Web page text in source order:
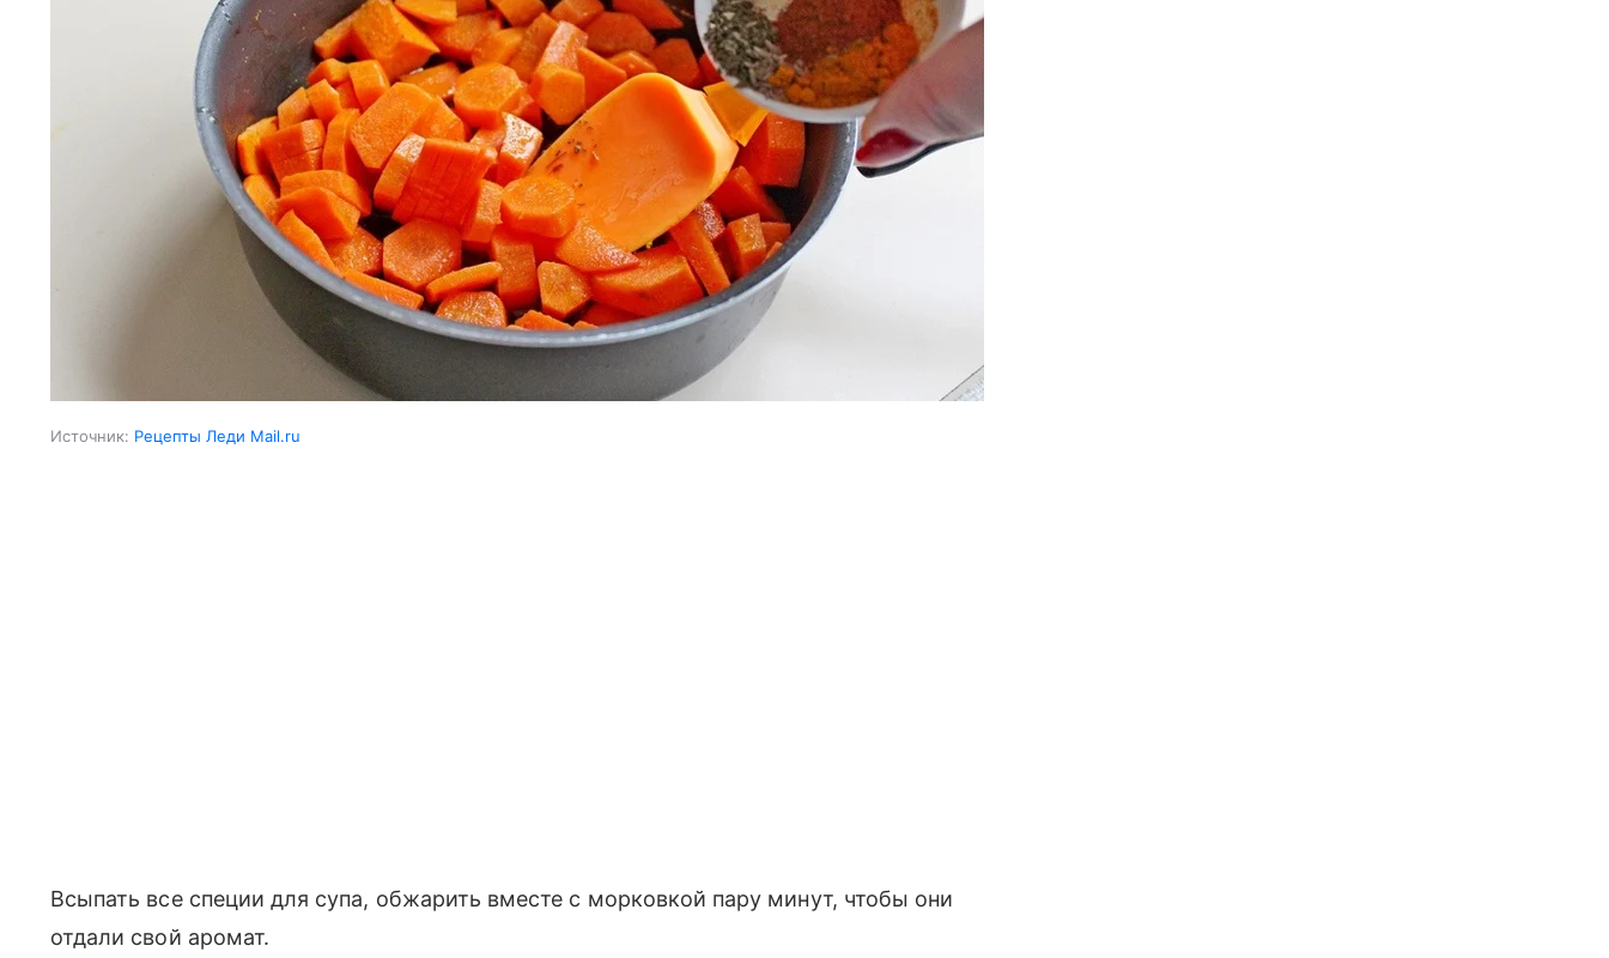
Источник: Рецепты Леди Mail.ru
Всыпать все специи для супа, обжарить вместе с морковкой пару минут, чтобы они
отдали свой аромат.